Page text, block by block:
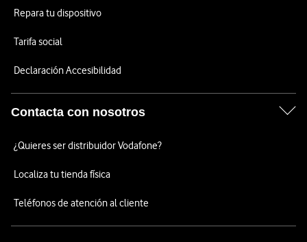
Repara tu dispositivo
Tarifa social
Declaración Accesibilidad
Contacta con nosotros
¿Quieres ser distribuidor Vodafone?
Localiza tu tienda física
Teléfonos de atención al cliente